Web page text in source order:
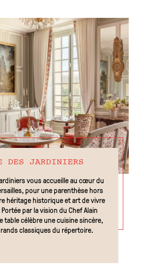
DES JARDINIERS
vous accueille au cœur du
pour une parenthèse hors
héritage historique et art de vivre
par la vision du Chef Alain
table célèbre une cuisine sincère,
classiques du répertoire.